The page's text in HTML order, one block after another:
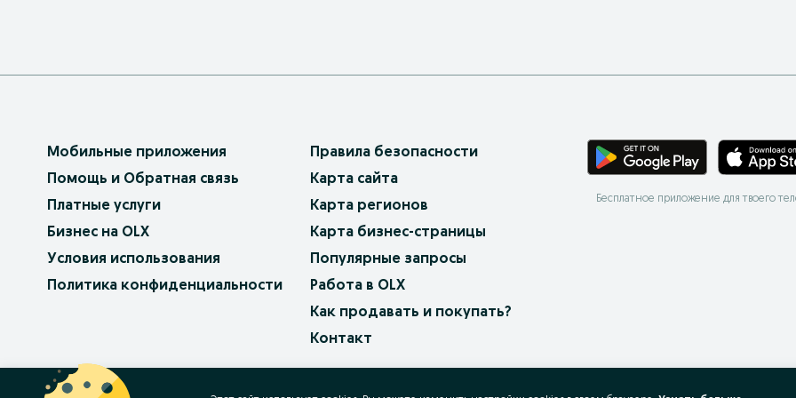
Мобильные приложения
Помощь и Обратная связь
Платные услуги
Бизнес на OLX
Условия использования
Политика конфиденциальности
Правила безопасности
Карта сайта
Карта регионов
Карта бизнес-страницы
Популярные запросы
Работа в OLX
Как продавать и покупать?
Контакт
Бесплатное приложение для твоего
OLX.bg